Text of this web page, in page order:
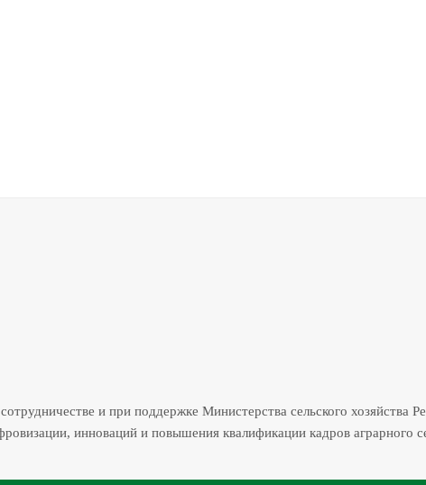
и при поддержке Министерства сельского хозяйства
инноваций и повышения квалификации кадров аграрного